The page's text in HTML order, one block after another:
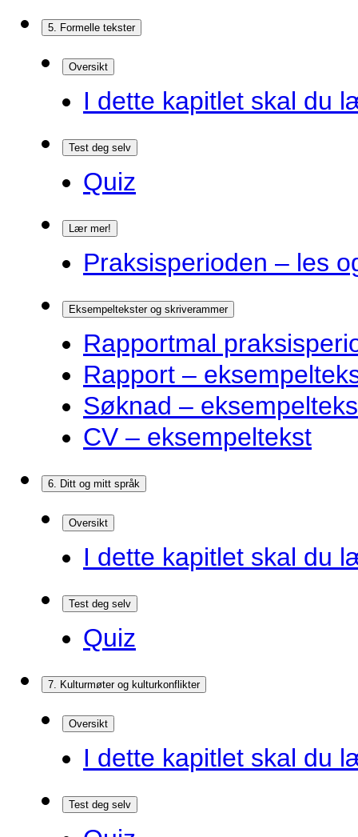
5. Formelle tekster
Oversikt
I dette kapitlet skal du
Test deg selv
Quiz
Lær mer!
Praksisperioden – les
Eksempeltekster og skriverammer
Rapportmal
Rapport –
Søknad –
CV – eksempeltekst
6. Ditt og mitt språk
Oversikt
I dette kapitlet skal du
Test deg selv
Quiz
7. Kulturmøter og kulturkonflikter
Oversikt
I dette kapitlet skal du
Test deg selv